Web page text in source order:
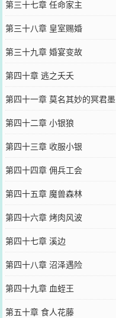
第三十七章 任命家主
第三十八章 皇室赐婚
第三十九章 婚宴变故
第四十章 逃之夭夭
第四十一章 莫名其妙的冥君墨
第四十二章 小银狼
第四十三章 收服小银
第四十四章 佣兵工会
第四十五章 魔兽森林
第四十六章 烤肉风波
第四十七章 溪边
第四十八章 沼泽遇险
第四十九章 血蛭王
第五十章 食人花藤